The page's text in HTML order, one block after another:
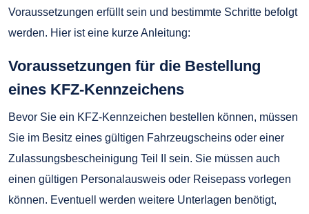
Voraussetzungen erfüllt sein und bestimmte Schritte befolgt
werden. Hier ist eine kurze Anleitung:
Voraussetzungen für die Bestellung
eines KFZ-Kennzeichens
Bevor Sie ein KFZ-Kennzeichen bestellen können, müssen
Sie im Besitz eines gültigen Fahrzeugscheins oder einer
Zulassungsbescheinigung Teil II sein. Sie müssen auch
einen gültigen Personalausweis oder Reisepass vorlegen
können. Eventuell werden weitere Unterlagen benötigt,